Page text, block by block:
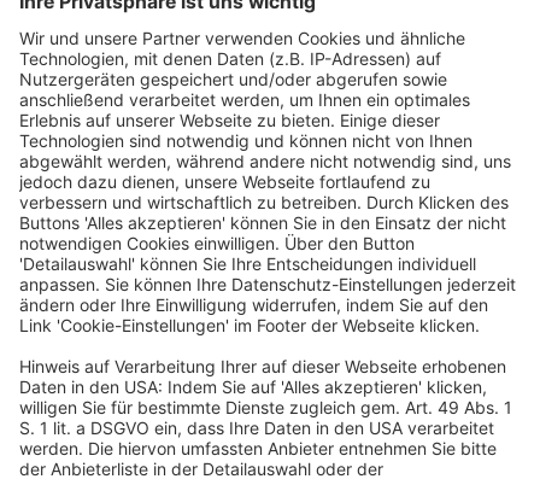
STEFAN MAGEL
REWE Group
Multi-Beirat & Startup-Berater; Ex-Bereichsvorstand
Ein Business-Event von: